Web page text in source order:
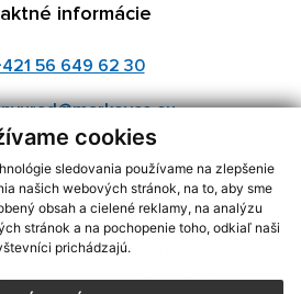
cookies
sledovania používame na zlepšenie
našich webových stránok, na to, aby sme
obsah a cielené reklamy, na analýzu
stránok a na pochopenie toho, odkiaľ naši
prichádzajú.
informácie
56 649 62 30
aktuálnych informácií s využitím RSS
ECHELON 2,Mapa stránok,web portál
s.r.o.,domény,registrácia domény